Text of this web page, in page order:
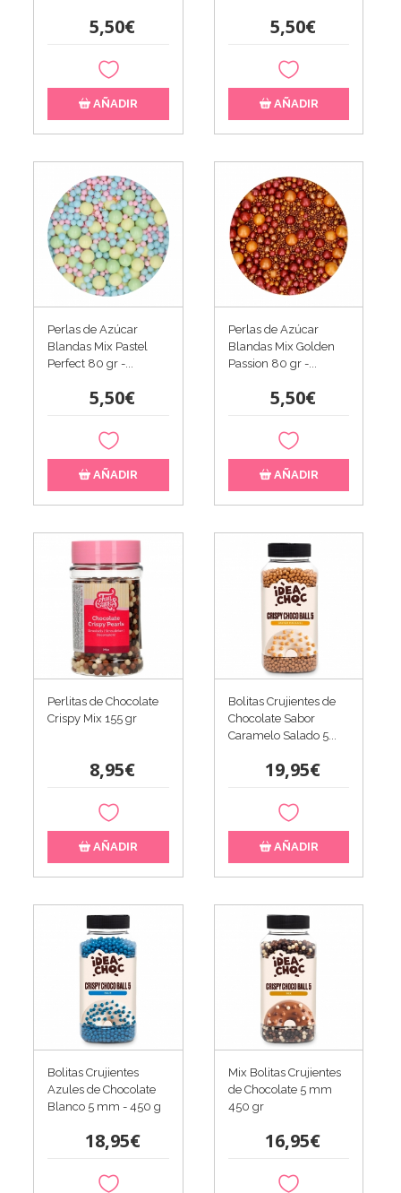
5,50€
AÑADIR
5,50€
AÑADIR
Perlas de Azúcar
Blandas Mix Pastel
Perfect 80 gr -...
5,50€
AÑADIR
Perlas de Azúcar
Blandas Mix Golden
Passion 80 gr -...
5,50€
AÑADIR
Perlitas de Chocolate
Crispy Mix 155 gr
8,95€
AÑADIR
Bolitas Crujientes de
Chocolate Sabor
Caramelo Salado 5...
19,95€
AÑADIR
Bolitas Crujientes
Azules de Chocolate
Blanco 5 mm - 450 g
18,95€
Mix Bolitas Crujientes
de Chocolate 5 mm
450 gr
16,95€